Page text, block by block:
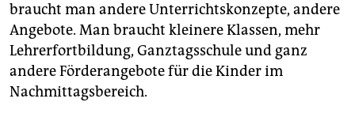
braucht man andere Unterrichtskonzepte, andere
Angebote. Man braucht kleinere Klassen, mehr
Lehrerfortbildung, Ganztagsschule und ganz
andere Förderangebote für die Kinder im
Nachmittagsbereich.